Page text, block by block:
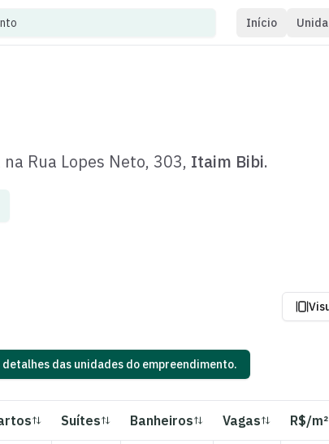
Início
na Rua Lopes Neto, 303, Itaim Bibi.
detalhes das unidades do empreendimento.
Suítes Banheiros Vagas R$/m²